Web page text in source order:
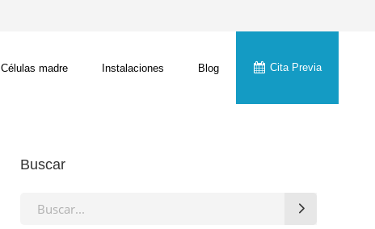
Células madre Instalaciones Blog Cita Previa
Buscar
Search